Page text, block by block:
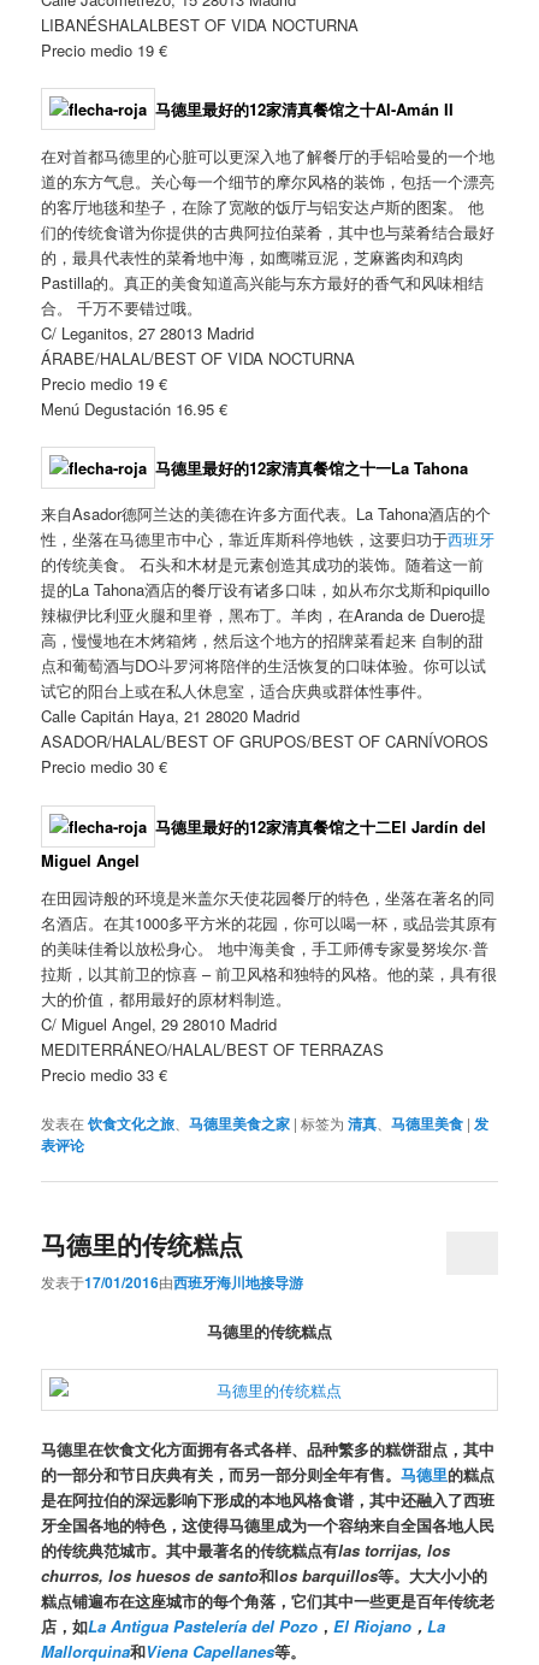
LIBANÉSHALALBEST OF VIDA NOCTURNA
Precio medio 19 €
马德里最好的12家清真餐馆之十Al-Amán II
在对首都马德里的心脏可以更深入地了解餐厅的手铝哈曼的一个地
道的东方气息。关心每一个细节的摩尔风格的装饰，包括一个漂亮
的客厅地毯和垫子，在除了宽敞的饭厅与铝安达卢斯的图案。 他
们的传统食谱为你提供的古典阿拉伯菜肴，其中也与菜肴结合最好
的，最具代表性的菜肴地中海，如鹰嘴豆泥，芝麻酱肉和鸡肉
Pastilla的。真正的美食知道高兴能与东方最好的香气和风味相结
合。 千万不要错过哦。
C/ Leganitos, 27 28013 Madrid
ÁRABE/HALAL/BEST OF VIDA NOCTURNA
Precio medio 19 €
Menú Degustación 16.95 €
马德里最好的12家清真餐馆之十一La Tahona
来自Asador德阿兰达的美德在许多方面代表。La Tahona酒店的个
性，坐落在马德里市中心，靠近库斯科停地铁，这要归功于西班牙
的传统美食。 石头和木材是元素创造其成功的装饰。随着这一前
提的La Tahona酒店的餐厅设有诸多口味，如从布尔戈斯和piquillo
辣椒伊比利亚火腿和里脊，黑布丁。羊肉，在Aranda de Duero提
高，慢慢地在木烤箱烤，然后这个地方的招牌菜看起来 自制的甜
点和葡萄酒与DO斗罗河将陪伴的生活恢复的口味体验。你可以试
试它的阳台上或在私人休息室，适合庆典或群体性事件。
Calle Capitán Haya, 21 28020 Madrid
ASADOR/HALAL/BEST OF GRUPOS/BEST OF CARNÍVOROS
Precio medio 30 €
马德里最好的12家清真餐馆之十二El Jardín del
Miguel Angel
在田园诗般的环境是米盖尔天使花园餐厅的特色，坐落在著名的同
名酒店。在其1000多平方米的花园，你可以喝一杯，或品尝其原有
的美味佳肴以放松身心。 地中海美食，手工师傅专家曼努埃尔·普
拉斯，以其前卫的惊喜 – 前卫风格和独特的风格。他的菜，具有很
大的价值，都用最好的原材料制造。
C/ Miguel Angel, 29 28010 Madrid
MEDITERRÁNEO/HALAL/BEST OF TERRAZAS
Precio medio 33 €
发表在饮食文化之旅 、马德里美食之家 |标签为 清真 、马德里美食 | 发
表评论
马德里的传统糕点
发表于17/01/2016由西班牙海川地接导游
马德里的传统糕点
马德里在饮食文化方面拥有各式各样、品种繁多的糕饼甜点，其中
的一部分和节日庆典有关，而另一部分则全年有售。马德里的糕点
是在阿拉伯的深远影响下形成的本地风格食谱，其中还融入了西班
牙全国各地的特色，这使得马德里成为一个容纳来自全国各地人民
的传统典范城市。其中最著名的传统糕点有las torrijas, los
churros, los huesos de santo和los barquillos等。大大小小的
糕点铺遍布在这座城市的每个角落，它们其中一些更是百年传统老
店，如La Antigua Pastelería del Pozo ，El Riojano ，La
Mallorquina和Viena Capellanes等。